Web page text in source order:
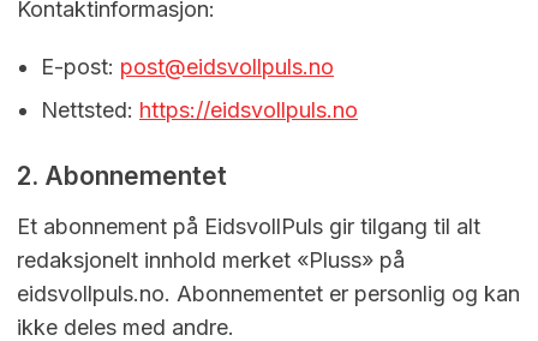
Kontaktinformasjon:
E-post: post@eidsvollpuls.no
Nettsted: https://eidsvollpuls.no
2. Abonnementet
Et abonnement på EidsvollPuls gir tilgang til alt
redaksjonelt innhold merket «Pluss» på
eidsvollpuls.no. Abonnementet er personlig og kan
ikke deles med andre.